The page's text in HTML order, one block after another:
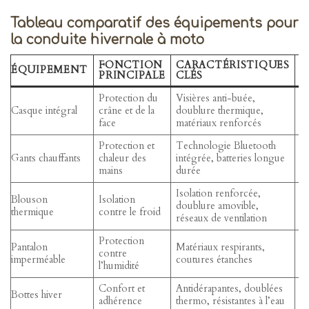
Tableau comparatif des équipements pour
la conduite hivernale à moto
ÉQUIPEMENT FONCTION
PRINCIPALE
CARACTÉRISTIQUES
CLÉS
Casque intégral
Protection du
crâne et de la
face
Visières anti-buée,
doublure thermique,
matériaux renforcés
Gants chauffants
Protection et
chaleur des
mains
Technologie Bluetooth
intégrée, batteries longue
durée
Blouson
thermique
Isolation
contre le froid
Isolation renforcée,
doublure amovible,
réseaux de ventilation
Pantalon
imperméable
Protection
contre
l’humidité
Matériaux respirants,
coutures étanches
Bottes hiver
Confort et
adhérence
Antidérapantes, doublées
thermo, résistantes à l’eau